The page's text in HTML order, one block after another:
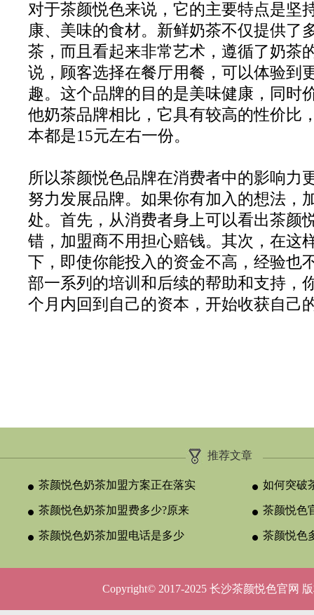
对于茶颜悦色来说，它的主要特点是坚
康、美味的食材。新鲜奶茶不仅提供了
茶，而且看起来非常艺术，遵循了奶茶
说，顾客选择在餐厅用餐，可以体验到
趣。这个品牌的目的是美味健康，同时
他奶茶品牌相比，它具有较高的性价比
本都是15元左右一份。
所以茶颜悦色品牌在消费者中的影响力
努力发展品牌。如果你有加入的想法，
处。首先，从消费者身上可以看出茶颜
错，加盟商不用担心赔钱。其次，在这
下，即使你能投入的资金不高，经验也
部一系列的培训和后续的帮助和支持，
个月内回到自己的资本，开始收获自己
推荐文章
茶颜悦色奶茶加盟方案正在落实 如何突破
颈？
茶颜悦色奶茶加盟费多少?原来
与合作类型
茶颜悦色
晚吗？
茶颜悦色奶茶加盟电话是多少 茶颜悦色
Copyright© 2017-2025 长沙茶颜悦色官网